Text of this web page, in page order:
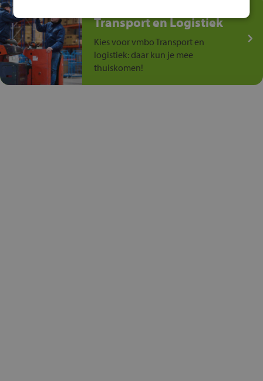
Transport en Logistiek
Kies voor vmbo Transport en
logistiek: daar kun je mee
thuiskomen!